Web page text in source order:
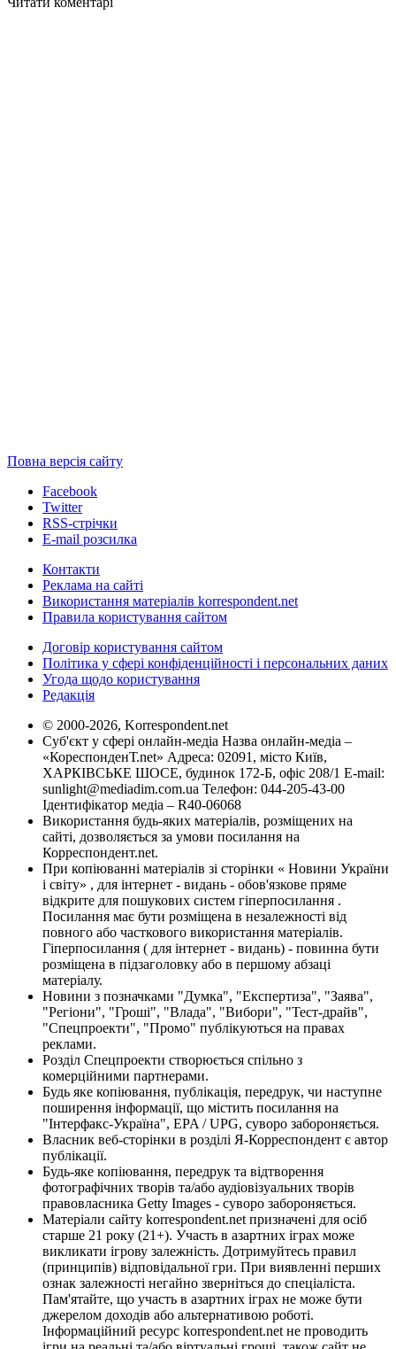
Повна версія сайту
Facebook
Twitter
RSS-стрічки
E-mail розсилка
Контакти
Реклама на сайті
Використання матеріалів korrespondent.net
Правила користування сайтом
Договір користування сайтом
Політика у сфері конфіденційності і персональних даних
Угода щодо користування
Редакція
© 2000-2026, Korrespondent.net
Суб'єкт у сфері онлайн-медіа Назва онлайн-медіа –
«КореспонденТ.net» Адреса: 02091, місто Київ,
ХАРКІВСЬКЕ ШОСЕ, будинок 172-Б, офіс 208/1 E-mail:
sunlight@mediadim.com.ua Телефон: 044-205-43-00
Ідентифікатор медіа – R40-06068
Використання будь-яких матеріалів, розміщених на
сайті, дозволяється за умови посилання на
Корреспондент.net.
При копіюванні матеріалів зі сторінки « Новини України
і світу» , для інтернет - видань - обов'язкове пряме
відкрите для пошукових систем гіперпосилання .
Посилання має бути розміщена в незалежності від
повного або часткового використання матеріалів.
Гіперпосилання ( для інтернет - видань) - повинна бути
розміщена в підзаголовку або в першому абзаці
матеріалу.
Новини з позначками "Думка", "Експертиза", "Заява",
"Регіони", "Гроші", "Влада", "Вибори", "Тест-драйв",
"Спецпроекти", "Промо" публікуються на правах
реклами.
Розділ Спецпроекти створюється спільно з
комерційними партнерами.
Будь яке копіювання, публікація, передрук, чи наступне
поширення інформації, що містить посилання на
"Інтерфакс-Україна", EPA / UPG, суворо забороняється.
Власник веб-сторінки в розділі Я-Корреспондент є автор
публікації.
Будь-яке копіювання, передрук та відтворення
фотографічних творів та/або аудіовізуальних творів
правовласника Getty Images - суворо забороняється.
Матеріали сайту korrespondent.net призначені для осіб
старше 21 року (21+). Участь в азартних іграх може
викликати ігрову залежність. Дотримуйтесь правил
(принципів) відповідальної гри. При виявленні перших
ознак залежності негайно зверніться до спеціаліста.
Пам'ятайте, що участь в азартних іграх не може бути
джерелом доходів або альтернативою роботі.
Інформаційний ресурс korrespondent.net не проводить